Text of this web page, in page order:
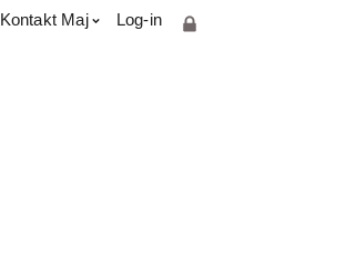
Kontakt Maj Log-in